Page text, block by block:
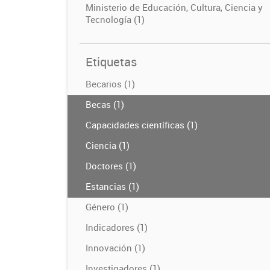
Ministerio de Educación, Cultura, Ciencia y
Tecnología (1)
Etiquetas
Becarios (1)
Becas (1)
Capacidades científicas (1)
Ciencia (1)
Doctores (1)
Estancias (1)
Género (1)
Indicadores (1)
Innovación (1)